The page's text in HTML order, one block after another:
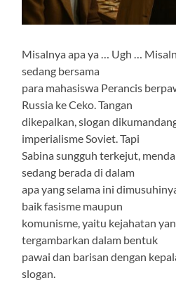
Misalnya apa ya … Ugh …
sedang bersama
para mahasiswa Perancis
Russia ke Ceko. Tangan
dikepalkan, slogan
imperialisme Soviet. Tapi
Sabina sungguh terkejut,
sedang berada di dalam
apa yang selama ini
baik fasisme maupun
komunisme, yaitu kejahatan
tergambarkan dalam bentuk
pawai dan barisan dengan
slogan.